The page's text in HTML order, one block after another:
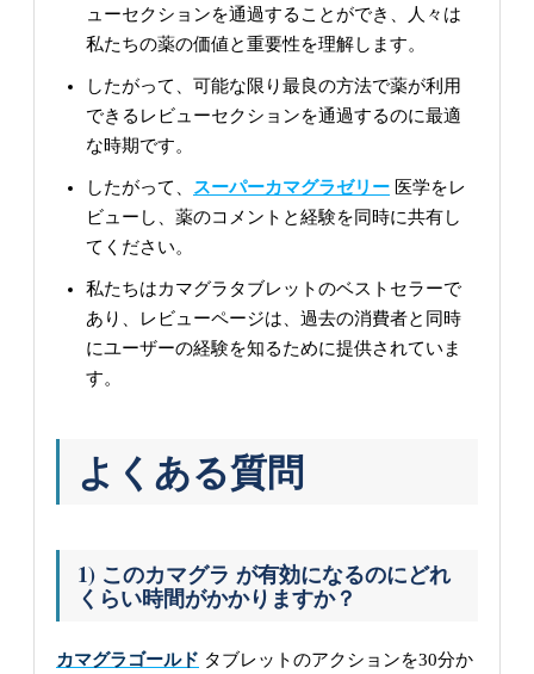
ューセクションを通過することができ、人々は
私たちの薬の価値と重要性を理解します。
したがって、可能な限り最良の方法で薬が利用
できるレビューセクションを通過するのに最適
な時期です。
したがって、 スーパーカマグラゼリー 医学をレ
ビューし、薬のコメントと経験を同時に共有し
てください。
私たちはカマグラタブレットのベストセラーで
あり、レビューページは、過去の消費者と同時
にユーザーの経験を知るために提供されていま
す。
よくある質問
1) このカマグラ が有効になるのにどれ
くらい時間がかかりますか？
カマグラゴールド タブレットのアクションを30分か